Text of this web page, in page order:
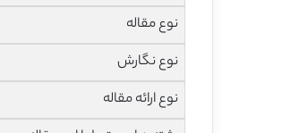
نوع مقاله
نوع نگارش
نوع ارائه مقاله